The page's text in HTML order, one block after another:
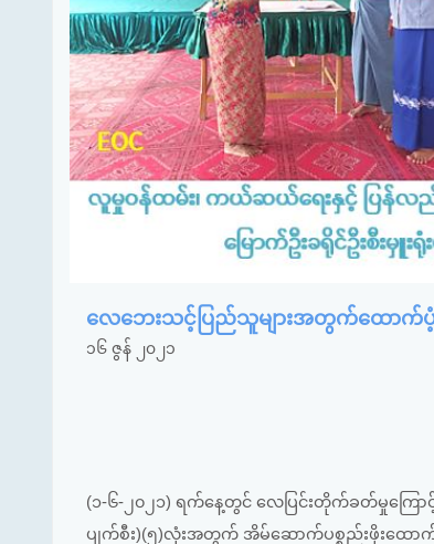
လေဘေးသင့်ပြည်သူများအတွက်ထောက်
၁၆ ဇွန် ၂၀၂၁
(၁-၆-၂၀၂၁) ရက်နေ့တွင် လေပြင်းတိုက်ခတ်မှုကြေ
ပျက်စီး)(၅)လုံးအတွက် အိမ်ဆောက်ပစ္စည်းဖိုးထောက်